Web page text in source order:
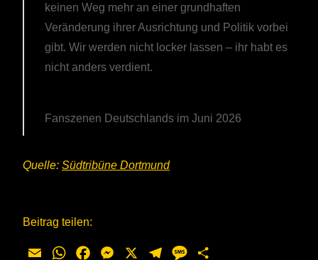
keinen Weg mehr an einer grundhaften
Veränderung ihrer Ausrichtung und Politik vorbei
gibt. Wir werden nicht locker lassen – ihr habt es
nicht anders verdient.
Fanszenen Deutschlands im Juni 2026
Quelle: Südtribüne Dortmund
Beitrag teilen:
Email WhatsAppFacebookMessengerTelegramMessage